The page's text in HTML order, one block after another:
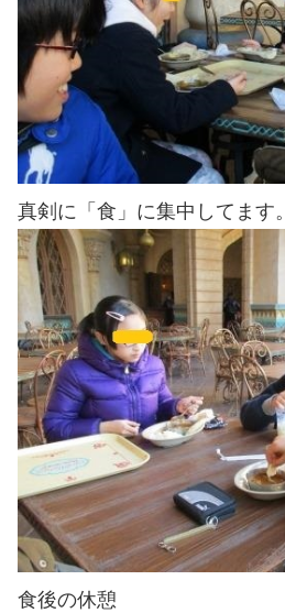
真剣に「食」に集中してます。
食後の休憩